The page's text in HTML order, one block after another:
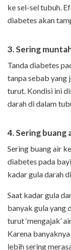
ke sel-sel tubuh.
diabetes akan
3. Sering
Tanda diabetes
tanpa sebab yang
turut. Kondisi ini
darah di dalam
4. Sering buang
Sering buang air
diabetes pada
kadar gula darah
Saat kadar gula
banyak gula yang
turut ‘mengajak’
Karena
lebih sering